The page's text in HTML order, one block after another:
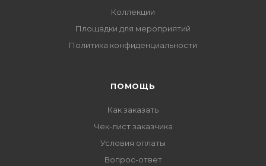
Коллекции
Площадки для мероприятий
Политика конфиденциальности
ПОМОЩЬ
Как заказать
Чек-лист заказчика
Условия оплаты
Вопрос-ответ